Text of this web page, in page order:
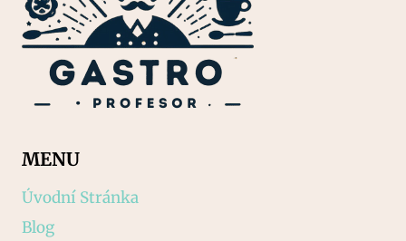
MENU
Úvodní Stránka
Blog